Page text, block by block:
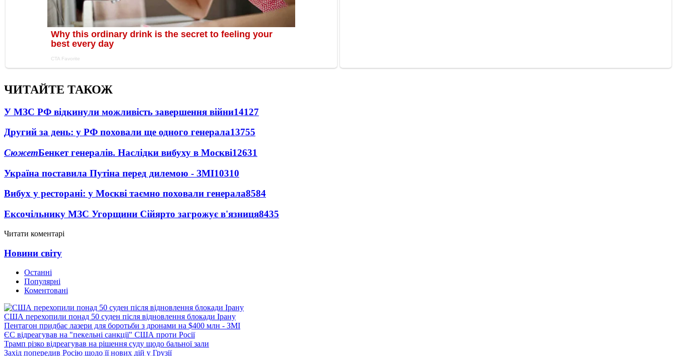
ЧИТАЙТЕ ТАКОЖ
У МЗС РФ відкинули можливість завершення війни14127
Другий за день: у РФ поховали ще одного генерала13755
СюжетБенкет генералів. Наслідки вибуху в Москві12631
Україна поставила Путіна перед дилемою - ЗМІ10310
Вибух у ресторані: у Москві таємно поховали генерала8584
Ексочільнику МЗС Угорщини Сійярто загрожує в'язниця8435
Читати коментарі
Новини світу
Останні
Популярні
Коментовані
США перехопили понад 50 суден після відновлення блокади Ірану
Пентагон придбає лазери для боротьби з дронами на $400 млн - ЗМІ
ЄС відреагував на "пекельні санкції" США проти Росії
Трамп різко відреагував на рішення суду щодо бальної зали
Захід попередив Росію щодо її нових дій у Грузії